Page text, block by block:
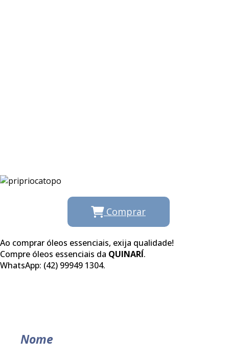
Comprar
Ao comprar óleos essenciais, exija qualidade!
Compre óleos essenciais da QUINARÍ.
WhatsApp: (42) 99949 1304.
Nome